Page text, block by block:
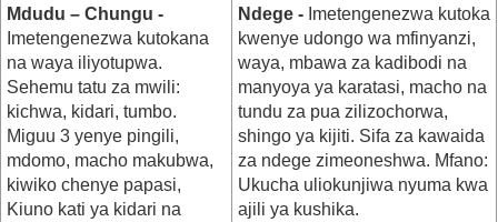
Mdudu – Chungu -
Imetengenezwa kutokana
na waya iliyotupwa.
Sehemu tatu za mwili:
kichwa, kidari, tumbo.
Miguu 3 yenye pingili,
mdomo, macho makubwa,
kiwiko chenye papasi,
Kiuno kati ya kidari na
Ndege - Imetengenezwa kutoka
kwenye udongo wa mfinyanzi,
waya, mbawa za kadibodi na
manyoya ya karatasi, macho na
tundu za pua zilizochorwa,
shingo ya kijiti. Sifa za kawaida
za ndege zimeoneshwa. Mfano:
Ukucha uliokunjiwa nyuma kwa
ajili ya kushika.